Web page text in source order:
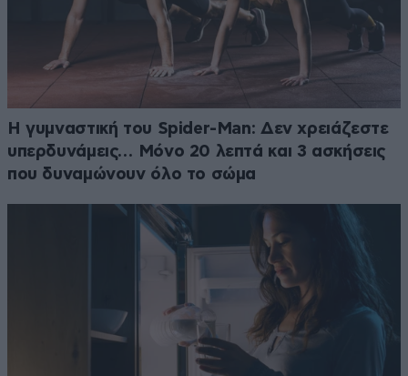
Η γυμναστική του Spider-Man: Δεν χρειάζεστε
υπερδυνάμεις… Μόνο 20 λεπτά και 3 ασκήσεις
που δυναμώνουν όλο το σώμα